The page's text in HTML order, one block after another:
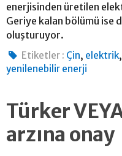
enerjisinden üretilen
Geriye kalan bölümü ise
oluşturuyor.
Etiketler : Çin, elektrik,
yenilenebilir enerji
Türker
arzına onay